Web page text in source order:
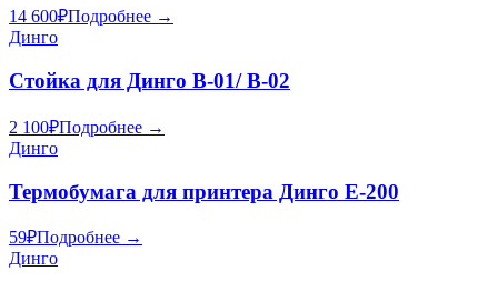
14 600₽Подробнее →
Динго
Стойка для Динго В-01/ В-02
2 100₽Подробнее →
Динго
Термобумага для принтера Динго Е-200
59₽Подробнее →
Динго